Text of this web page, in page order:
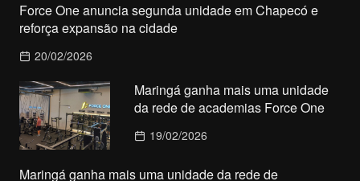
Force One anuncia segunda unidade em Chapecó e
reforça expansão na cidade
20/02/2026
Maringá ganha mais uma unidade
da rede de academias Force One
19/02/2026
Maringá ganha mais uma unidade da rede de